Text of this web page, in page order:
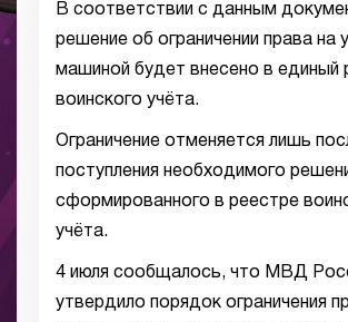
В соответствии с данным
решение об ограничении права на
машиной будет внесено в единый
воинского учёта.
Ограничение отменяется лишь
поступления необходимого
сформированного в реестре
учёта.
4 июля сообщалось, что МВД
утвердило порядок ограничения